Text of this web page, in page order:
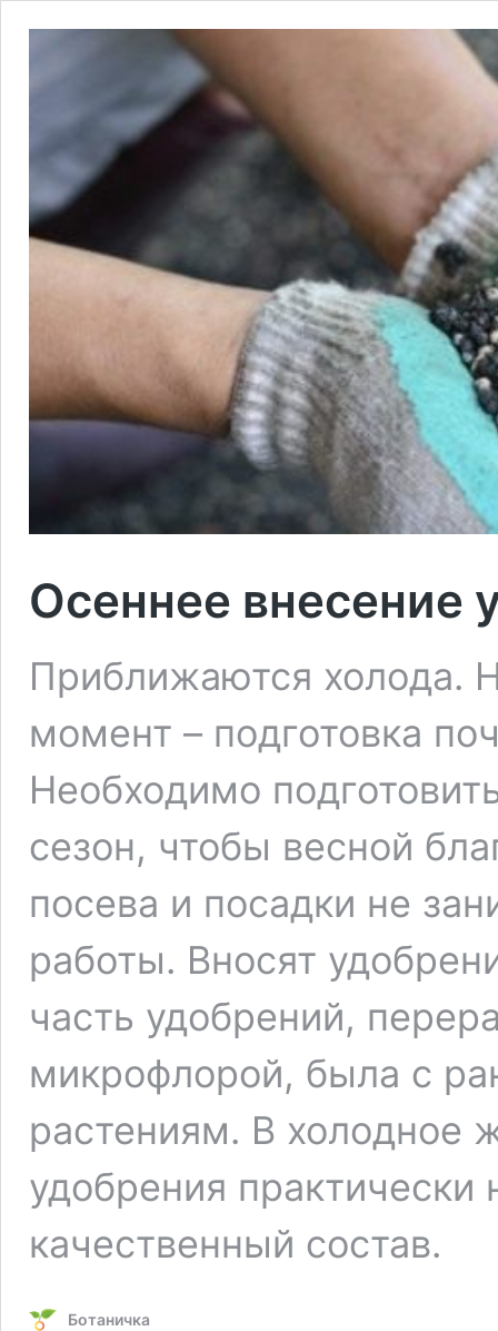
Осеннее внесение
Приближаются холода.
момент – подготовка
Необходимо
сезон, чтобы весной
посева и посадки не
работы. Вносят
часть удобрений,
микрофлорой, была с
растениям. В холодное
удобрения
качественный состав.
Ботаничка